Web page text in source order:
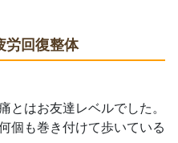
回復整体
とはお友達レベルでした。
個も巻き付けて歩いている